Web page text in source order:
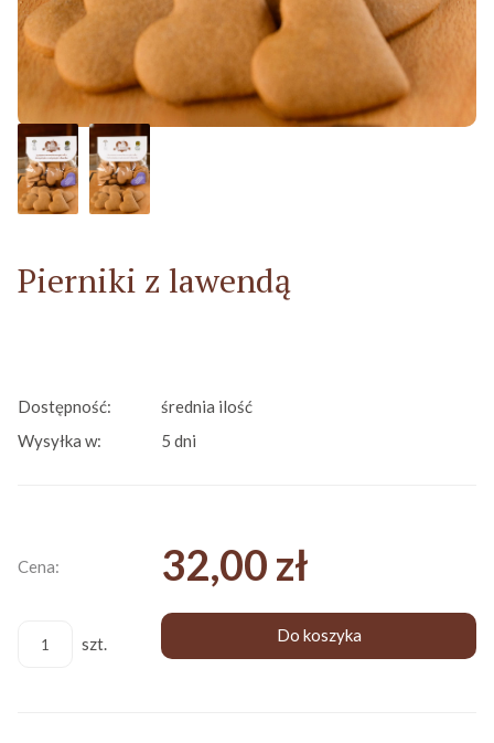
Pierniki z lawendą
Dostępność:
średnia ilość
Wysyłka w:
5 dni
Cena: 32,00 zł
szt. Do koszyka